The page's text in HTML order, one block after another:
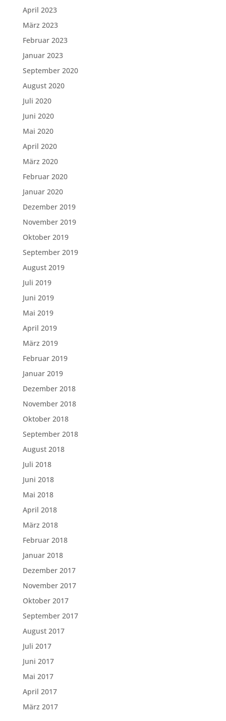
April 2023
März 2023
Februar 2023
Januar 2023
September 2020
August 2020
Juli 2020
Juni 2020
Mai 2020
April 2020
März 2020
Februar 2020
Januar 2020
Dezember 2019
November 2019
Oktober 2019
September 2019
August 2019
Juli 2019
Juni 2019
Mai 2019
April 2019
März 2019
Februar 2019
Januar 2019
Dezember 2018
November 2018
Oktober 2018
September 2018
August 2018
Juli 2018
Juni 2018
Mai 2018
April 2018
März 2018
Februar 2018
Januar 2018
Dezember 2017
November 2017
Oktober 2017
September 2017
August 2017
Juli 2017
Juni 2017
Mai 2017
April 2017
März 2017